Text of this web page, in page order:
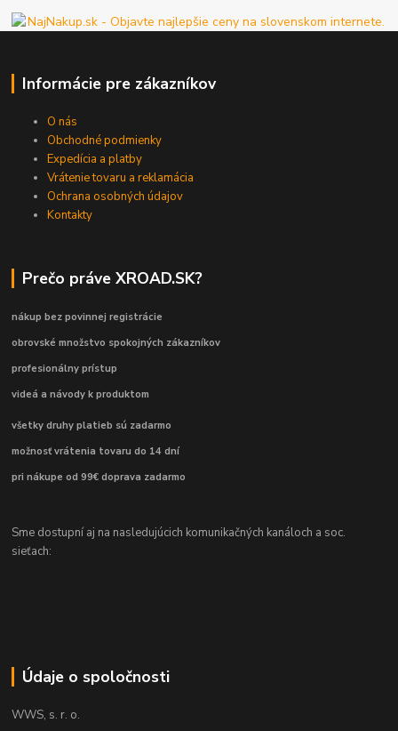
Informácie pre zákazníkov
O nás
Obchodné podmienky
Expedícia a platby
Vrátenie tovaru a reklamácia
Ochrana osobných údajov
Kontakty
Prečo práve XROAD.SK?
nákup bez povinnej registrácie
obrovské množstvo spokojných zákazníkov
profesionálny prístup
videá a návody k produktom
všetky druhy platieb sú zadarmo
možnosť vrátenia tovaru do 14 dní
pri nákupe od 99€ doprava zadarmo
Sme dostupní aj na nasledujúcich komunikačných kanáloch a soc.
sieťach:
Údaje o spoločnosti
WWS, s. r. o.